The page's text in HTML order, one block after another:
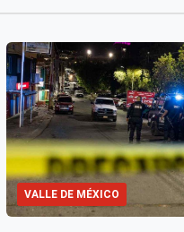
VALLE DE MÉXICO